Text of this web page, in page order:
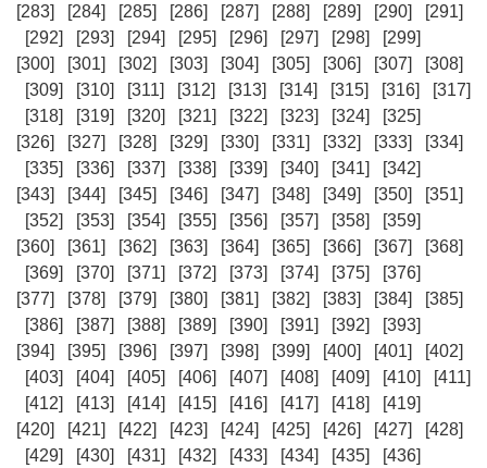
[283]
[284] [285] [286] [287] [288] [289] [290]
[291]
[292]
[293] [294] [295] [296] [297] [298]
[299]
[300]
[301] [302] [303] [304] [305] [306] [307]
[308]
[309]
[310] [311] [312] [313] [314] [315] [316]
[317]
[318]
[319] [320] [321] [322] [323] [324]
[325]
[326]
[327] [328] [329] [330] [331] [332] [333]
[334]
[335]
[336] [337] [338] [339] [340] [341]
[342]
[343]
[344] [345] [346] [347] [348] [349] [350]
[351]
[352]
[353] [354] [355] [356] [357] [358]
[359]
[360]
[361] [362] [363] [364] [365] [366] [367]
[368]
[369]
[370] [371] [372] [373] [374] [375]
[376]
[377]
[378] [379] [380] [381] [382] [383] [384]
[385]
[386]
[387] [388] [389] [390] [391] [392]
[393]
[394]
[395] [396] [397] [398] [399] [400] [401]
[402]
[403]
[404] [405] [406] [407] [408] [409] [410]
[411]
[412]
[413] [414] [415] [416] [417] [418]
[419]
[420]
[421] [422] [423] [424] [425] [426] [427]
[428]
[429]
[430] [431] [432] [433] [434] [435]
[436]